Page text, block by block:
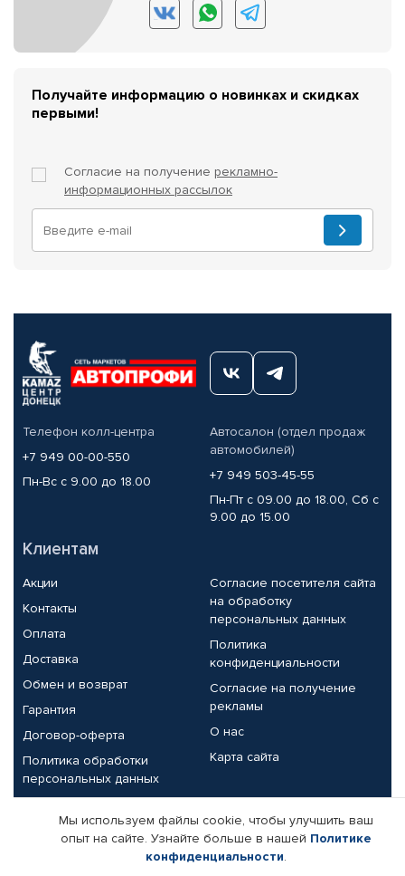
Получайте информацию о новинках и скидках
первыми!
Согласие на получение рекламно-
информационных рассылок
Телефон колл-центра
+7 949 00-00-550
Пн-Вс с 9.00 до 18.00
Автосалон (отдел продаж
автомобилей)
+7 949 503-45-55
Пн-Пт с 09.00 до 18.00, Сб с
9.00 до 15.00
Клиентам
Акции
Контакты
Оплата
Доставка
Обмен и возврат
Гарантия
Договор-оферта
Политика обработки
персональных данных
Согласие посетителя сайта
на обработку
персональных данных
Политика
конфиденциальности
Согласие на получение
рекламы
О нас
Карта сайта
Партнерам
Корпоративным клиентам
Реквизиты компании
Мы используем файлы cookie, чтобы улучшить ваш
опыт на сайте. Узнайте больше в нашей Политике
конфиденциальности.